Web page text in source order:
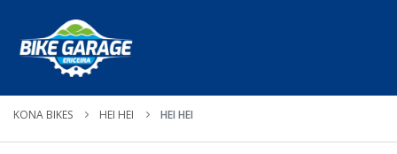
KONA BIKES HEI HEI HEI HEI